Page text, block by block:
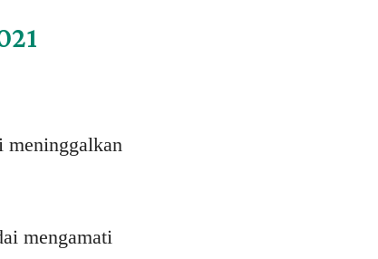
meninggalkan
mengamati